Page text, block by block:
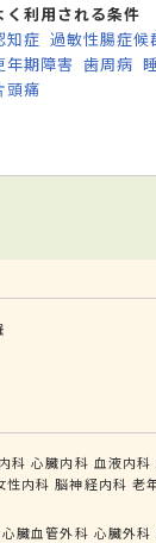
く利用される条件
知症 過敏性腸症候
年期障害 歯周病
頭痛
科 心臓内科 血液内科
性内科 脳神経内科 老
心臓血管外科 心臓外科